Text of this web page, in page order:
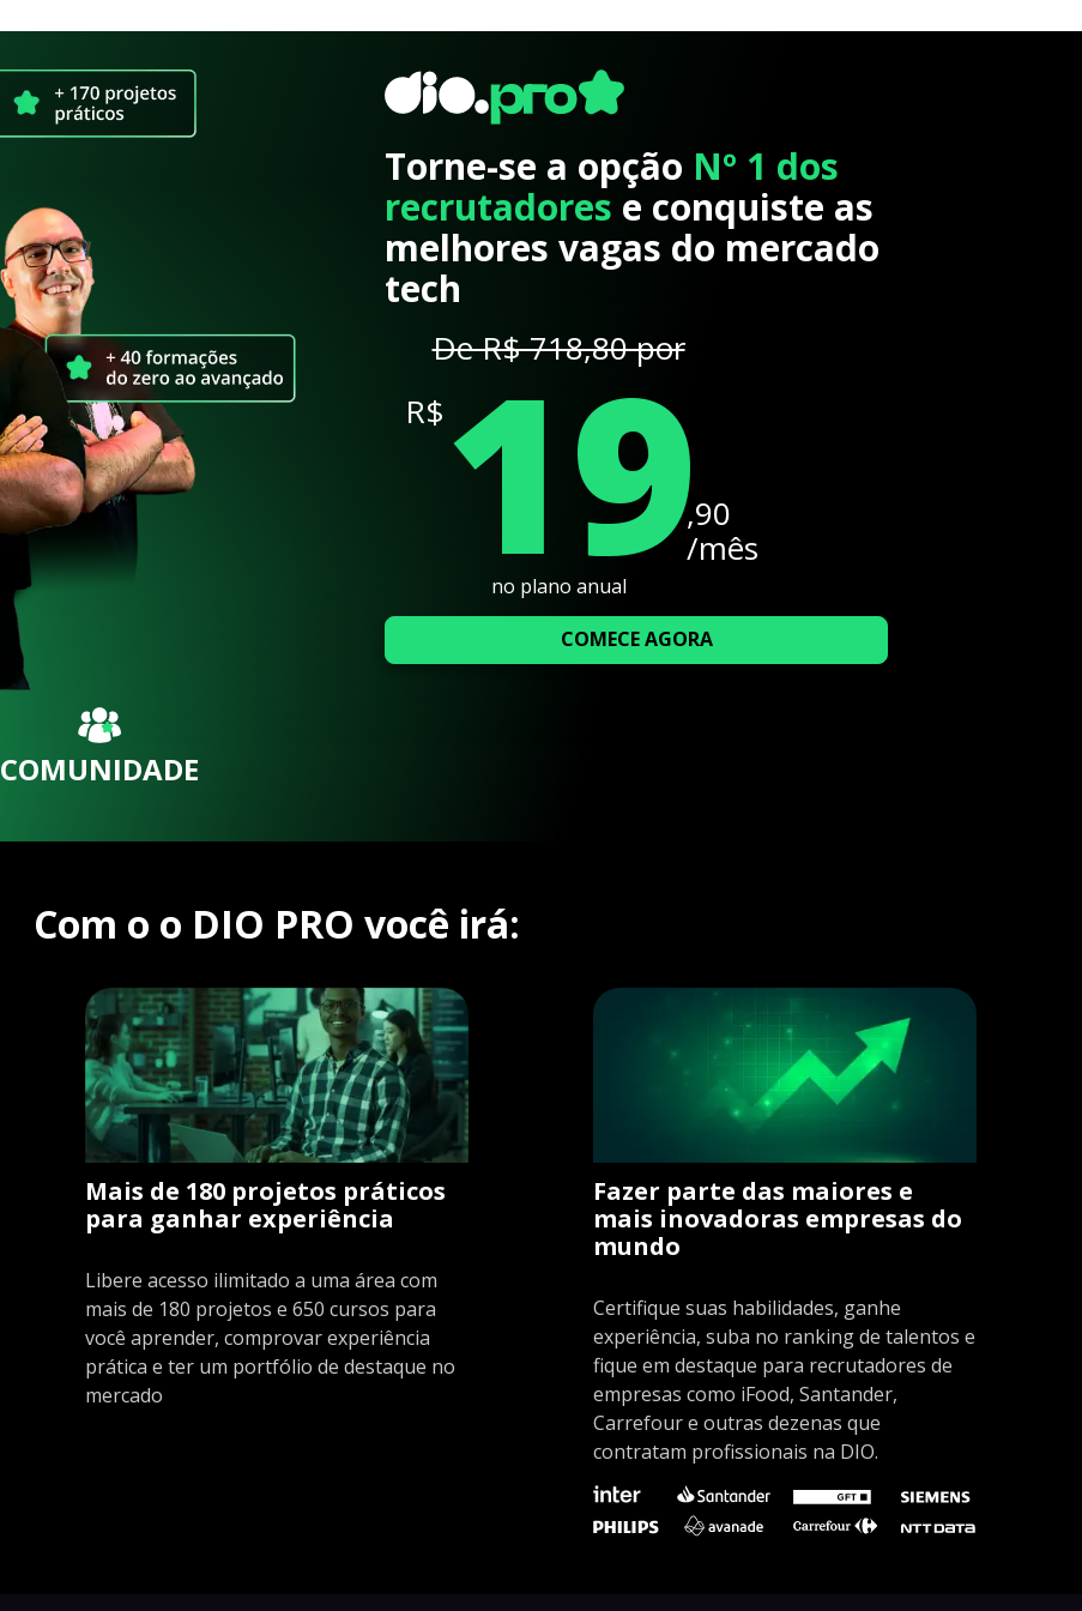
COMUNIDADE
Torne-se a opção Nº 1 dos
recrutadores e conquiste as
melhores vagas do mercado
tech
De R$ 718,80 por
R$ 19,90
/mês
no plano anual
COMECE AGORA
Com o o DIO PRO você irá:
Mais de 180 projetos práticos
para ganhar experiência
Libere acesso ilimitado a uma área com
mais de 180 projetos e 650 cursos para
você aprender, comprovar experiência
prática e ter um portfólio de destaque no
mercado
Fazer parte das maiores e
mais inovadoras empresas do
mundo
Certifique suas habilidades, ganhe
experiência, suba no ranking de talentos e
fique em destaque para recrutadores de
empresas como iFood, Santander,
Carrefour e outras dezenas que
contratam profissionais na DIO.